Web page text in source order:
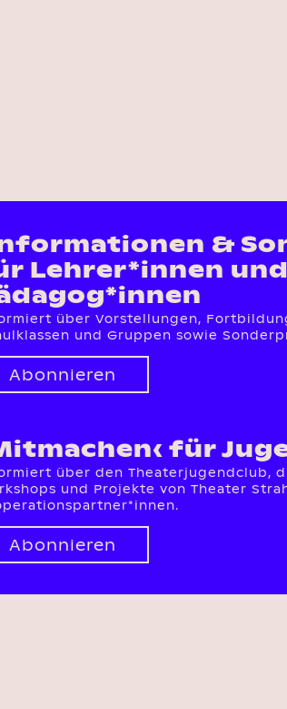
&
Lehrer*innen und
über Vorstellungen,
und Gruppen sowie
Abonnieren
für
über den Theaterjugendclub,
und Projekte von Theater
Abonnieren